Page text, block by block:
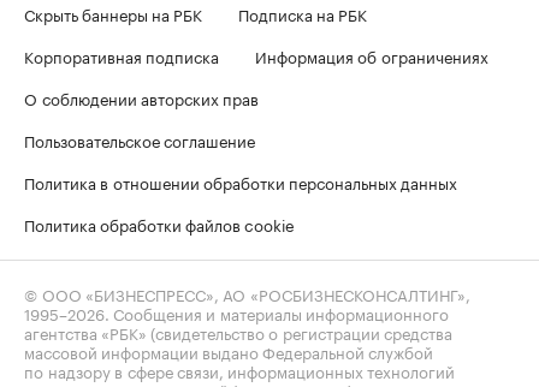
Скрыть баннеры на РБК
Подписка на РБК
Корпоративная подписка
Информация об ограничениях
О соблюдении авторских прав
Пользовательское соглашение
Политика в отношении обработки персональных данных
Политика обработки файлов cookie
© ООО «БИЗНЕСПРЕСС», АО «РОСБИЗНЕСКОНСАЛТИНГ»,
1995–2026. Сообщения и материалы информационного
агентства «РБК» (свидетельство о регистрации средства
массовой информации выдано Федеральной службой
по надзору в сфере связи, информационных технологий